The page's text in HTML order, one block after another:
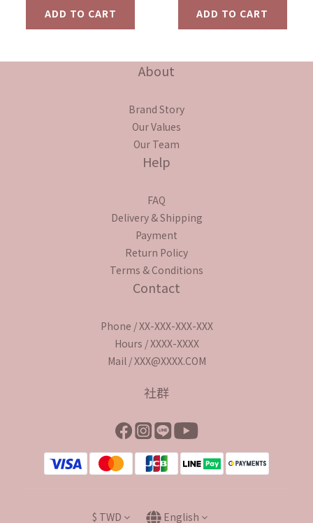
ADD TO CART ADD TO CART
About
Brand Story
Our Values
Our Team
Help
FAQ
Delivery & Shipping
Payment
Return Policy
Terms & Conditions
Contact
Phone / XX-XXX-XXX-XXX
Hours / XXXX-XXXX
Mail / XXX@XXXX.COM
社群
$ TWD English